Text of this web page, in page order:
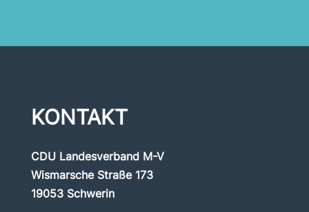
KONTAKT
CDU Landesverband M-V
Wismarsche Straße 173
19053 Schwerin